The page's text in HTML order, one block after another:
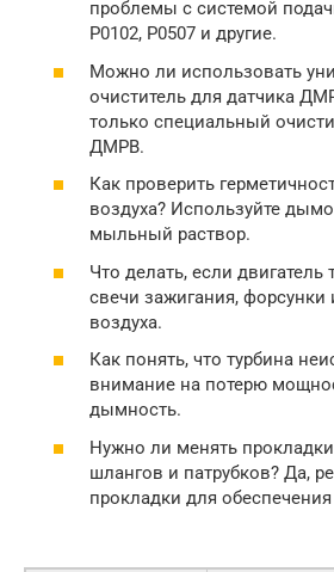
проблемы с системой
P0102, P0507 и другие.
Можно ли использовать
очиститель для датчика
только специальный
ДМРВ.
Как проверить
воздуха? Используйте
мыльный раствор.
Что делать, если двигатель
свечи зажигания, форсунки
воздуха.
Как понять, что турбина
внимание на потерю
дымность.
Нужно ли менять
шлангов и патрубков? Да,
прокладки для